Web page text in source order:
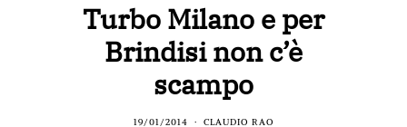
Turbo Milano e per
Brindisi non c’è
scampo
19/01/2014 CLAUDIO RAO